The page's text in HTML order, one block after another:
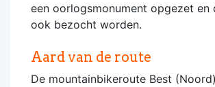
een oorlogsmonument opgezet en
ook bezocht worden.
Aard van de route
De mountainbikeroute Best